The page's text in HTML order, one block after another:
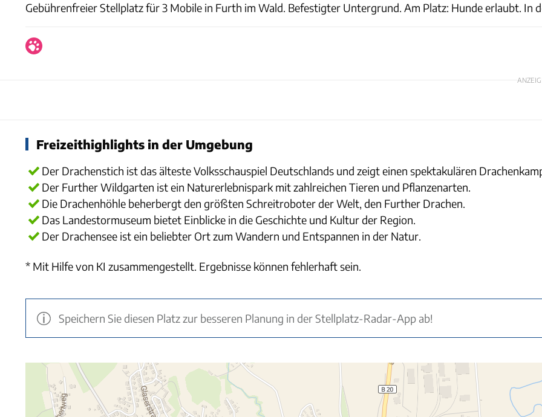
Gebührenfreier Stellplatz für 3 Mobile in Furth im Wald. Befestigter Untergrund. Am Platz: Hunde erlaubt. In
Freizeithighlights in der Umgebung
Der Drachenstich ist das älteste Volksschauspiel Deutschlands und zeigt einen spektakulären
Der Further Wildgarten ist ein Naturerlebnispark mit zahlreichen Tieren und Pflanzenarten.
Die Drachenhöhle beherbergt den größten Schreitroboter der Welt, den Further Drachen.
Das Landestormuseum bietet Einblicke in die Geschichte und Kultur der Region.
Der Drachensee ist ein beliebter Ort zum Wandern und Entspannen in der Natur.
* Mit Hilfe von KI zusammengestellt. Ergebnisse können fehlerhaft sein.
Speichern Sie diesen Platz zur besseren Planung in der Stellplatz-Radar-App ab!